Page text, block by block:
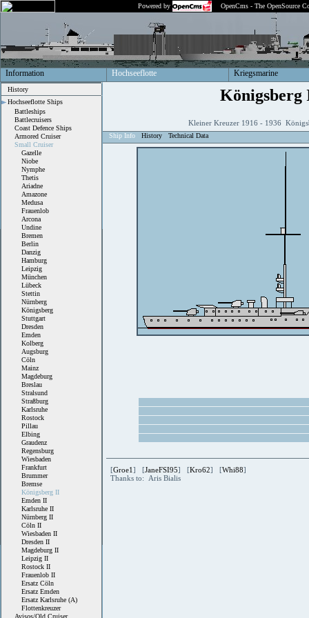
Powered by OpenCms - The OpenSource
Information Hochseeflotte Kriegsmarine
History
Hochseeflotte Ships
Battleships
Battlecruisers
Coast Defence Ships
Armored Cruiser
Small Cruiser
Gazelle
Niobe
Nymphe
Thetis
Ariadne
Amazone
Medusa
Frauenlob
Arcona
Undine
Bremen
Berlin
Danzig
Hamburg
Leipzig
München
Lübeck
Stettin
Nürnberg
Königsberg
Stuttgart
Dresden
Emden
Kolberg
Augsburg
Cöln
Mainz
Magdeburg
Breslau
Stralsund
Straßburg
Karlsruhe
Rostock
Pillau
Elbing
Graudenz
Regensburg
Wiesbaden
Frankfurt
Brummer
Bremse
Königsberg II
Emden II
Karlsruhe II
Nürnberg II
Cöln II
Wiesbaden II
Dresden II
Magdeburg II
Leipzig II
Rostock II
Frauenlob II
Ersatz Cöln
Ersatz Emden
Ersatz Karlsruhe (A)
Flottenkreuzer
Avisos/Old Cruiser
Königsberg
Kleiner Kreuzer 1916 - 1936
Ship Info History Technical Data
[Groe1] [JaneFSI95] [Kro62] [Whi88]
Thanks to: Aris Bialis